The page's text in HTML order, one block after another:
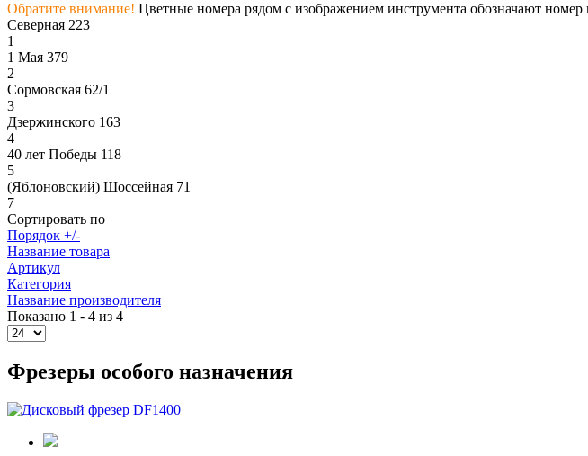
Обратите внимание! Цветные номера рядом с изображением инструмента обозначают
Северная 223
1
1 Мая 379
2
Сормовская 62/1
3
Дзержинского 163
4
40 лет Победы 118
5
(Яблоновский) Шоссейная 71
7
Сортировать по
Порядок +/-
Название товара
Артикул
Категория
Название производителя
Показано 1 - 4 из 4
Фрезеры особого назначения